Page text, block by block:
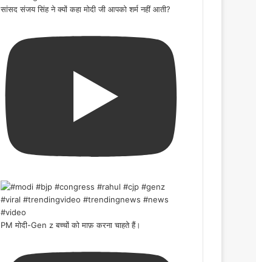
सांसद संजय सिंह ने क्यों कहा मोदी जी आपको शर्म नहीं आती?
PM मोदी-Gen z बच्चों को माफ़ करना चाहते हैं।